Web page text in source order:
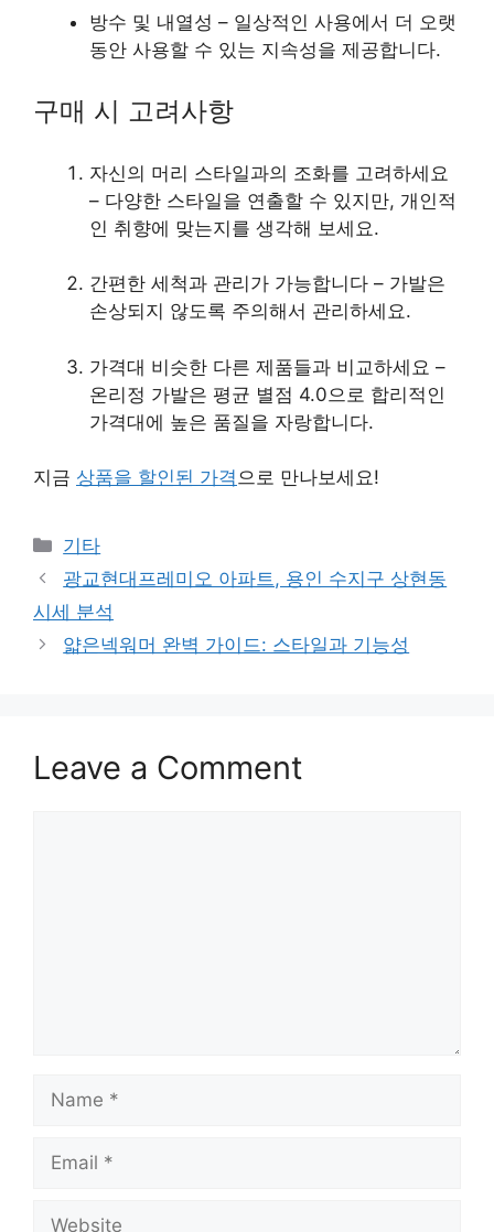
방수 및 내열성 – 일상적인 사용에서 더 오랫
동안 사용할 수 있는 지속성을 제공합니다.
구매 시 고려사항
자신의 머리 스타일과의 조화를 고려하세요
– 다양한 스타일을 연출할 수 있지만, 개인적
인 취향에 맞는지를 생각해 보세요.
간편한 세척과 관리가 가능합니다 – 가발은
손상되지 않도록 주의해서 관리하세요.
가격대 비슷한 다른 제품들과 비교하세요 –
온리정 가발은 평균 별점 4.0으로 합리적인
가격대에 높은 품질을 자랑합니다.
지금 상품을 할인된 가격으로 만나보세요!
Categories
기타
광교현대프레미오 아파트, 용인 수지구 상현동
시세 분석
얇은넥워머 완벽 가이드: 스타일과 기능성
Leave a Comment
Name
Email
Website